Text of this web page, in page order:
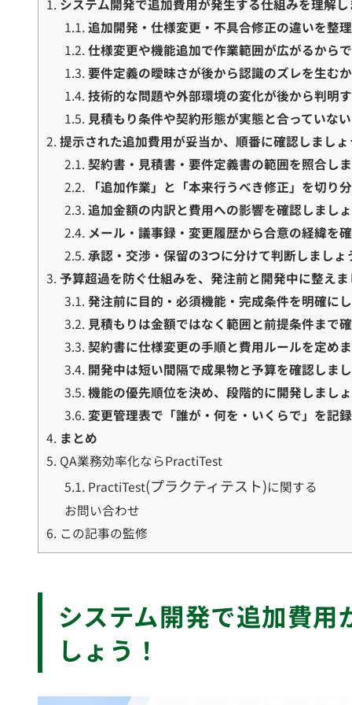
1. システム開発で追加費用が発生する仕組みを理解
1.1.追加開発・仕様変更・不具合修正の違いを整
1.2.仕様変更や機能追加で作業範囲が広がるから
1.3.要件定義の曖昧さが後から認識のズレを生む
1.4.技術的な問題や外部環境の変化が後から判明
1.5.見積もり条件や契約形態が実態と合っていな
2.提示された追加費用が妥当か、順番に確認しまし
2.1.契約書・見積書・要件定義書の範囲を照合し
2.2.
「追加作業」と「本来行うべき修正」を切り
2.3.追加金額の内訳と費用への影響を確認しまし
2.4. メール・議事録・変更履歴から合意の経緯を
2.5.承認・交渉・保留の3つに分けて判断しましょ
3.予算超過を防ぐ仕組みを、発注前と開発中に整え
3.1.発注前に目的・必須機能・完成条件を明確に
3.2.見積もりは金額ではなく範囲と前提条件まで
3.3.契約書に仕様変更の手順と費用ルールを定め
3.4. 開発中は短い間隔で成果物と予算を確認しま
3.5.機能の優先順位を決め、段階的に開発しまし
3.6.変更管理表で「誰が・何を・いくらで」を記
4. まとめ
5.QA業務効率化ならPractiTest
5.1. PractiTest(プラクティテスト)に関する
お問い合わせ
6.この記事の監修
システム開発で追加費用が発生する仕組みを理解しま
しょう！